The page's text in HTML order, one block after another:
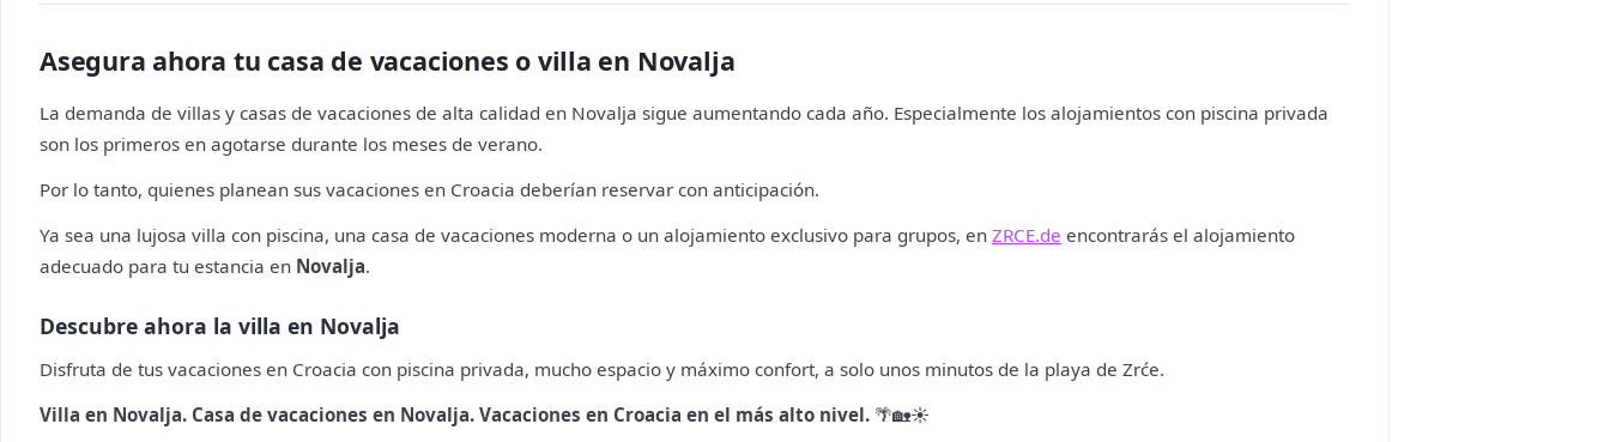
Asegura ahora tu casa de vacaciones o villa en Novalja
La demanda de villas y casas de vacaciones de alta calidad en Novalja sigue aumentando cada año. Especialmente los alojamientos con piscina privada
son los primeros en agotarse durante los meses de verano.
Por lo tanto, quienes planean sus vacaciones en Croacia deberían reservar con anticipación.
Ya sea una lujosa villa con piscina, una casa de vacaciones moderna o un alojamiento exclusivo para grupos, en ZRCE.de encontrarás el alojamiento
adecuado para tu estancia en Novalja.
Descubre ahora la villa en Novalja
Disfruta de tus vacaciones en Croacia con piscina privada, mucho espacio y máximo confort, a solo unos minutos de la playa de Zrće.
Villa en Novalja. Casa de vacaciones en Novalja. Vacaciones en Croacia en el más alto nivel. 🌴🏡☀️